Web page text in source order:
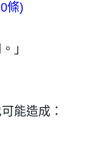
條)
」
能造成：